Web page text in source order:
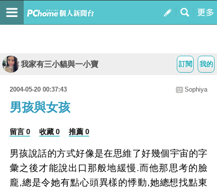
我的
訂閱
我家有三小貓與一小寶
2004-05-20 00:37:43 Sophiya
男孩與女孩
留言 0 收藏 0 推薦 0
男孩說話的方式好像是在思維了好幾個宇宙的字
彙之後才能說出口那般地緩慢.而他那思考的臉
龐,總是令她有點心頭異樣的悸動,她總想找點東